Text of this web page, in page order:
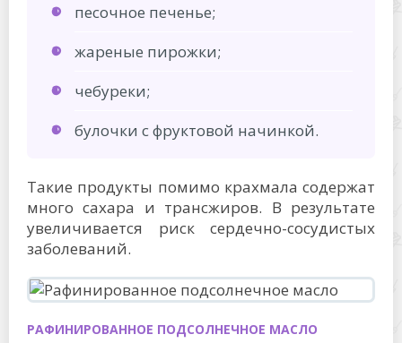
песочное печенье;
жареные пирожки;
чебуреки;
булочки с фруктовой начинкой.
Такие продукты помимо крахмала содержат
много сахара и трансжиров. В результате
увеличивается риск сердечно-сосудистых
заболеваний.
РАФИНИРОВАННОЕ ПОДСОЛНЕЧНОЕ МАСЛО